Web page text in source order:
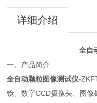
详细介绍
全自
一、产品简介
全自动颗粒图像测试仪-
镜、数字CCD摄像头、图